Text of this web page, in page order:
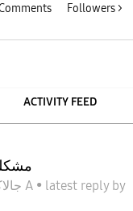
Followers >
ACTIVITY FEED
جالاكسى A • latest reply by